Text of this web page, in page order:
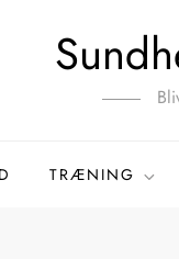
TRÆNING